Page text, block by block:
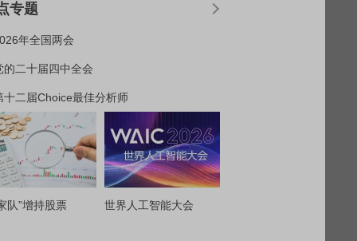
专题
年全国两会
的二十届四中全会
十二届Choice最佳分析师
队”增持股票 世界人工智能大会